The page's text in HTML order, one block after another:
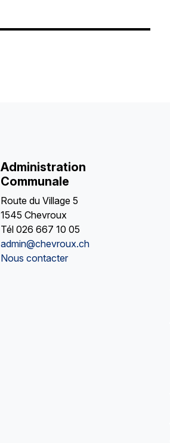
Administration
Communale
Route du Village 5
1545 Chevroux
Tél 026 667 10 05
admin@chevroux.ch
Nous contacter